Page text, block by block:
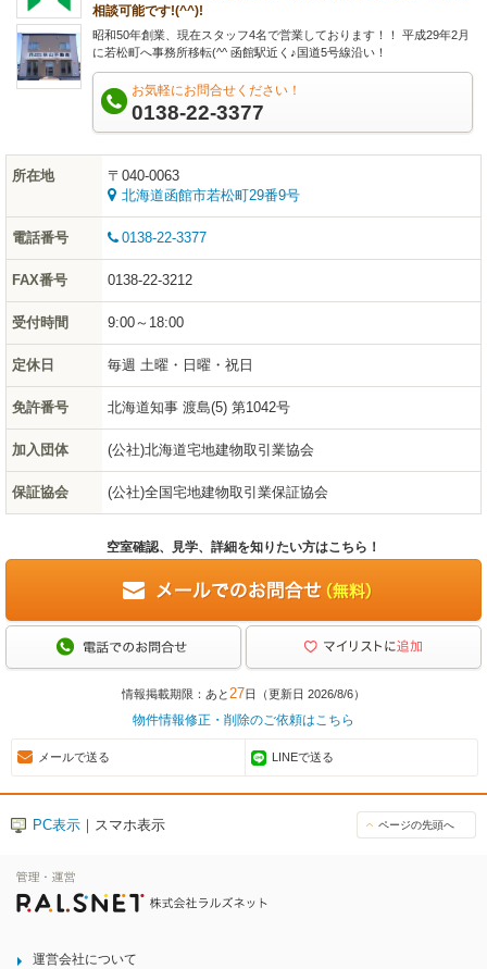
相談可能です!(^^)!
昭和50年創業、現在スタッフ4名で営業しております！！ 平成29年2月
に若松町へ事務所移転(^^ 函館駅近く♪国道5号線沿い！
お気軽にお問合せください！
0138-22-3377
所在地
〒040-0063
北海道函館市若松町29番9号
電話番号 0138-22-3377
FAX番号 0138-22-3212
受付時間 9:00～18:00
定休日 毎週 土曜・日曜・祝日
免許番号 北海道知事 渡島(5) 第1042号
加入団体 (公社)北海道宅地建物取引業協会
保証協会 (公社)全国宅地建物取引業保証協会
空室確認、見学、詳細を知りたい方はこちら！
情報掲載期限：あと 27日（更新日 2026/8/6）
物件情報修正・削除のご依頼はこちら
メールで送る LINEで送る
PC表示 ｜スマホ表示 ページの先頭へ
運営会社について